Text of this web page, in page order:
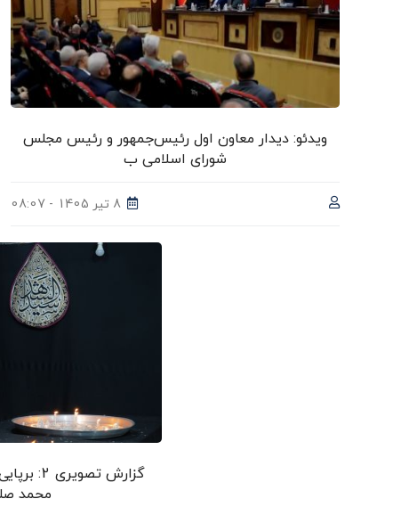
ویدئو: دیدار معاون اول رئیس‌جمهور و رئیس مجلس
شورای اسلامی ب
8 تیر 1405 - 08:07
گزارش
محمد